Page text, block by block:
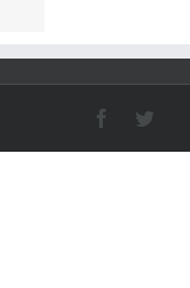
facebook